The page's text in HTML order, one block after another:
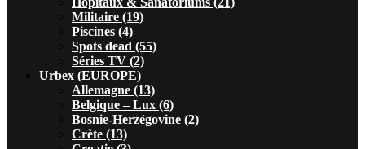
Militaire (19)
Piscines (4)
Spots dead (55)
Séries TV (2)
Urbex (EUROPE)
Allemagne (13)
Belgique – Lux (6)
Bosnie-Herzégovine (2)
Crète (13)